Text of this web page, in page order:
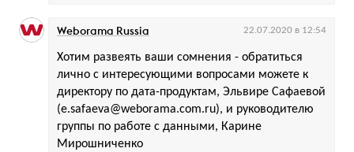
Хотим развеять ваши сомнения - обратиться
лично с интересующими вопросами можете к
директору по дата-продуктам, Эльвире Сафаевой
(e.safaeva@weborama.com.ru), и руководителю
группы по работе с данными, Карине
Мирошниченко
Weborama Russia 22.07.2020 в 12:54